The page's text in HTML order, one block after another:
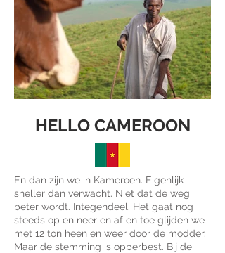
HELLO CAMEROON
En dan zijn we in Kameroen. Eigenlijk
sneller dan verwacht. Niet dat de weg
beter wordt. Integendeel. Het gaat nog
steeds op en neer en af en toe glijden we
met 12 ton heen en weer door de modder.
Maar de stemming is opperbest. Bij de